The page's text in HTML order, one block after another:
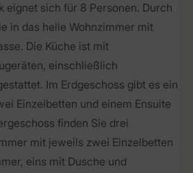
eignet sich für 8 Personen. Durch
in das helle Wohnzimmer mit
Die Küche ist mit
einschließlich
Im Erdgeschoss gibt es ein
Einzelbetten und einem Ensuite
finden Sie drei
mit jeweils zwei Einzelbetten
eins mit Dusche und